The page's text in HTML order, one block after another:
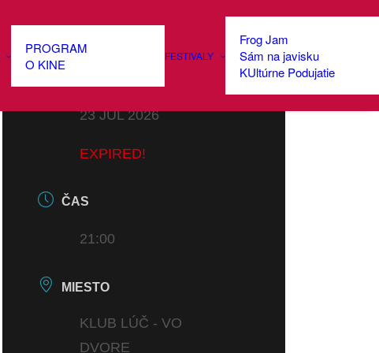
PROGRAM
O KINE
FESTIVALY
Frog Jam
Sám na javisku
KUltúrne Podujatie
23 JÚL 2026
EXPIRED!
ČAS
21:00
MIESTO
KLUB LÚČ - VO
DVORE